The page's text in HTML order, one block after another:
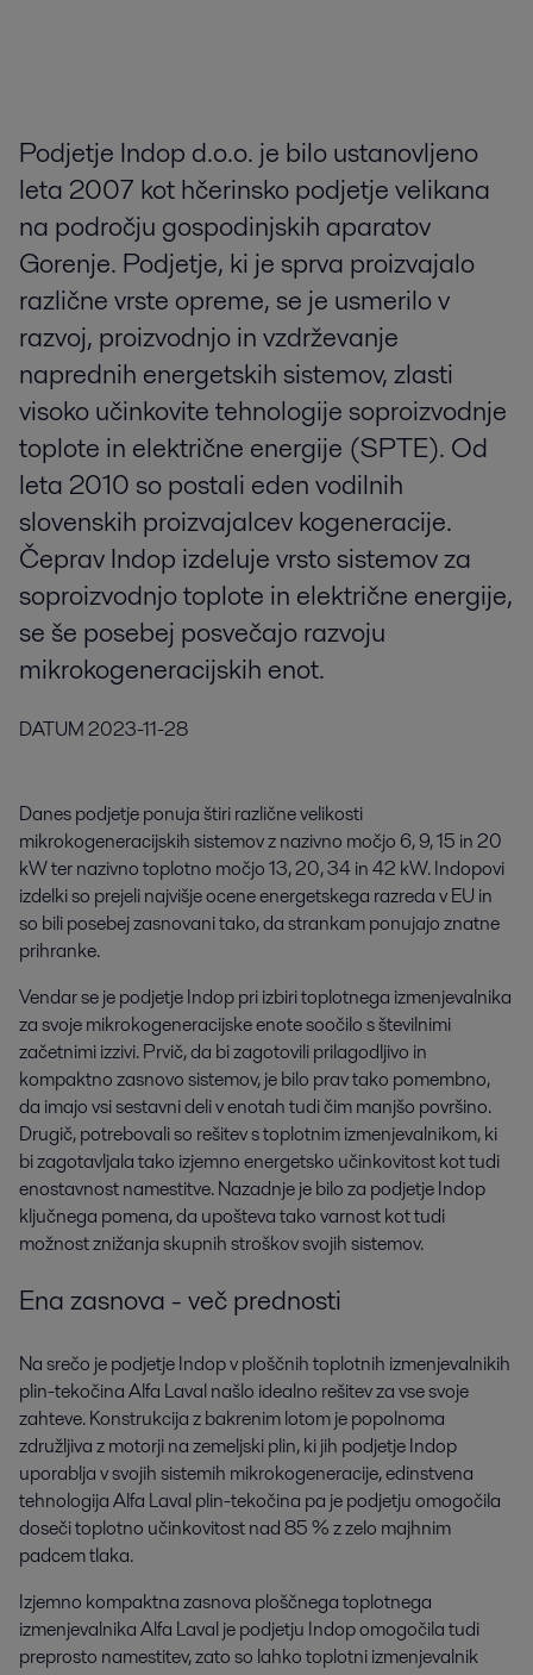
Podjetje Indop d.o.o. je bilo ustanovljeno
leta 2007 kot hčerinsko podjetje velikana
na področju gospodinjskih aparatov
Gorenje. Podjetje, ki je sprva proizvajalo
različne vrste opreme, se je usmerilo v
razvoj, proizvodnjo in vzdrževanje
naprednih energetskih sistemov, zlasti
visoko učinkovite tehnologije soproizvodnje
toplote in električne energije (SPTE). Od
leta 2010 so postali eden vodilnih
slovenskih proizvajalcev kogeneracije.
Čeprav Indop izdeluje vrsto sistemov za
soproizvodnjo toplote in električne energije,
se še posebej posvečajo razvoju
mikrokogeneracijskih enot.
DATUM2023-11-28
Danes podjetje ponuja štiri različne velikosti
mikrokogeneracijskih sistemov z nazivno močjo 6, 9, 15 in 20
kW ter nazivno toplotno močjo 13, 20, 34 in 42 kW. Indopovi
izdelki so prejeli najvišje ocene energetskega razreda v EU in
so bili posebej zasnovani tako, da strankam ponujajo znatne
prihranke.
Vendar se je podjetje Indop pri izbiri toplotnega izmenjevalnika
za svoje mikrokogeneracijske enote soočilo s številnimi
začetnimi izzivi. Prvič, da bi zagotovili prilagodljivo in
kompaktno zasnovo sistemov, je bilo prav tako pomembno,
da imajo vsi sestavni deli v enotah tudi čim manjšo površino.
Drugič, potrebovali so rešitev s toplotnim izmenjevalnikom, ki
bi zagotavljala tako izjemno energetsko učinkovitost kot tudi
enostavnost namestitve. Nazadnje je bilo za podjetje Indop
ključnega pomena, da upošteva tako varnost kot tudi
možnost znižanja skupnih stroškov svojih sistemov.
Ena zasnova - več prednosti
Na srečo je podjetje Indop v ploščnih toplotnih izmenjevalnikih
plin-tekočina Alfa Laval našlo idealno rešitev za vse svoje
zahteve. Konstrukcija z bakrenim lotom je popolnoma
združljiva z motorji na zemeljski plin, ki jih podjetje Indop
uporablja v svojih sistemih mikrokogeneracije, edinstvena
tehnologija Alfa Laval plin-tekočina pa je podjetju omogočila
doseči toplotno učinkovitost nad 85 % z zelo majhnim
padcem tlaka.
Izjemno kompaktna zasnova ploščnega toplotnega
izmenjevalnika Alfa Laval je podjetju Indop omogočila tudi
preprosto namestitev, zato so lahko toplotni izmenjevalnik